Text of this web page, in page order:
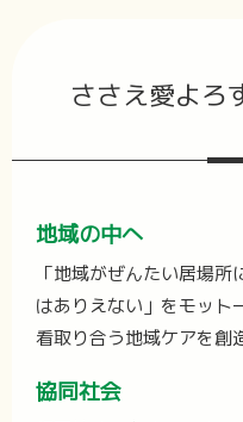
ささえ愛よろ
地域の中へ
「地域がぜんたい居場
はありえない」をモット
看取り合う地域ケアを創
協同社会